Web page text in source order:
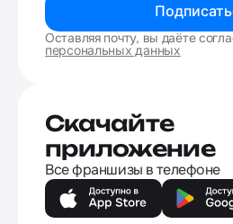
Оставляя почту, вы даёте
персональных данных
Скачайте
приложение
Все франшизы в телефоне